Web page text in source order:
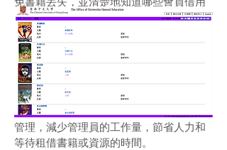
了那些資源，有詳細的借閱和退貨日期，
書籍名稱和處罰等信息，也支援 barcode
和 QRcode 或拍卡系統。eLMS 可以加入
任何資源類別，不僅僅是書籍( 例如筆記本
電腦，物品, 文件, 文具, 設備，平板電腦，
打印機，雜誌和合同等 )，沒有任何限制，
都可以輸入進入系統以實現更有效的資源
管理，減少管理員的工作量，節省人力和
等待租借書籍或資源的時間。